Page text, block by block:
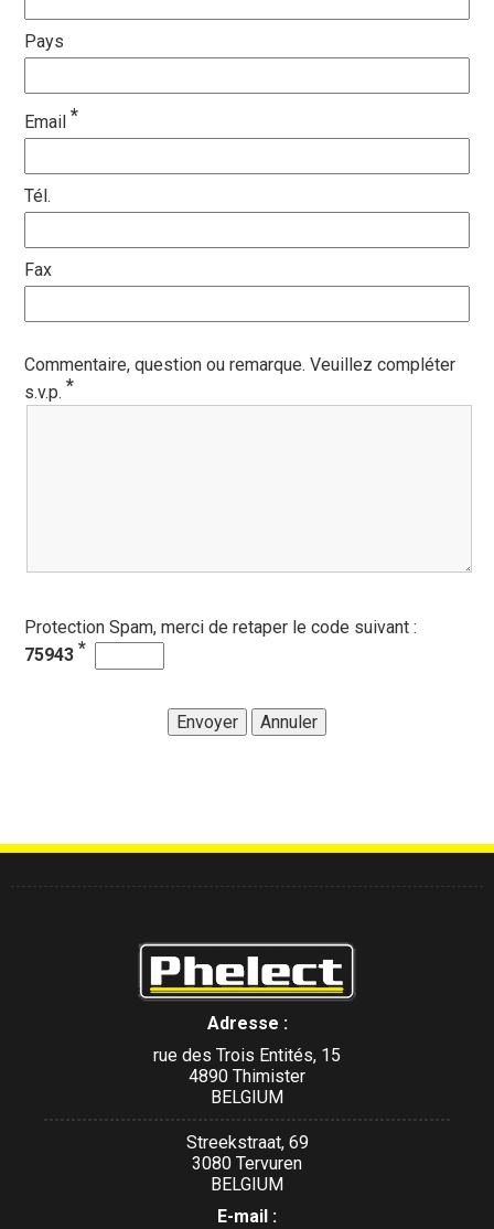
Pays
Email *
Tél.
Fax
Commentaire, question ou remarque. Veuillez compléter
s.v.p. *
Protection Spam, merci de retaper le code suivant :
75943 *
Adresse :
rue des Trois Entités, 15
4890 Thimister
BELGIUM
Streekstraat, 69
3080 Tervuren
BELGIUM
E-mail :